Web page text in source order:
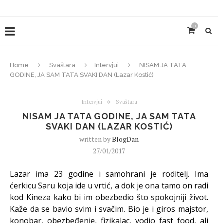
0
Home Svaštara Intervjui
NISAM JA TATA
GODINE, JA SAM TATA SVAKI DAN (Lazar Kostić)
Intervjui Svaštara
NISAM JA TATA GODINE, JA SAM TATA
SVAKI DAN (LAZAR KOSTIĆ)
written byBlogDan
27/01/2017
Lazar ima 23 godine i samohrani je roditelj. Ima
ćerkicu Saru koja ide u vrtić, a dok je ona tamo on radi
kod Kineza kako bi im obezbedio što spokojniji život.
Kaže da se bavio svim i svačim. Bio je i giros majstor,
konobar, obezbeđenje, fizikalac, vodio fast food, ali